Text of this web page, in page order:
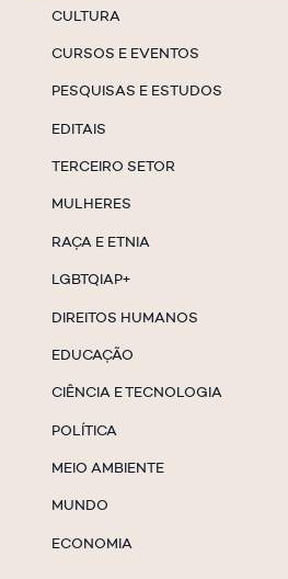
CULTURA
CURSOS E EVENTOS
PESQUISAS E ESTUDOS
EDITAIS
TERCEIRO SETOR
MULHERES
RAÇA E ETNIA
LGBTQIAP+
DIREITOS HUMANOS
EDUCAÇÃO
CIÊNCIA E TECNOLOGIA
POLÍTICA
MEIO AMBIENTE
MUNDO
ECONOMIA